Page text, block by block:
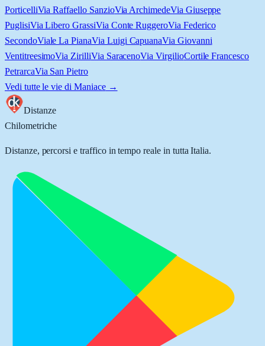
PorticelliVia Raffaello SanzioVia ArchimedeVia Giuseppe
PuglisiVia Libero GrassiVia Conte RuggeroVia Federico
SecondoViale La PianaVia Luigi CapuanaVia Giovanni
VentitreesimoVia ZirilliVia SaracenoVia VirgilioCortile Francesco
PetrarcaVia San Pietro
Vedi tutte le vie di Maniace→
Distanze
Chilometriche
Distanze, percorsi e traffico in tempo reale in tutta Italia.